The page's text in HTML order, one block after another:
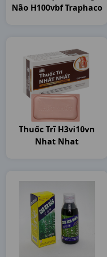
Não H100vbf Traphaco
Thuốc Trĩ H3vi10vn
Nhat Nhat